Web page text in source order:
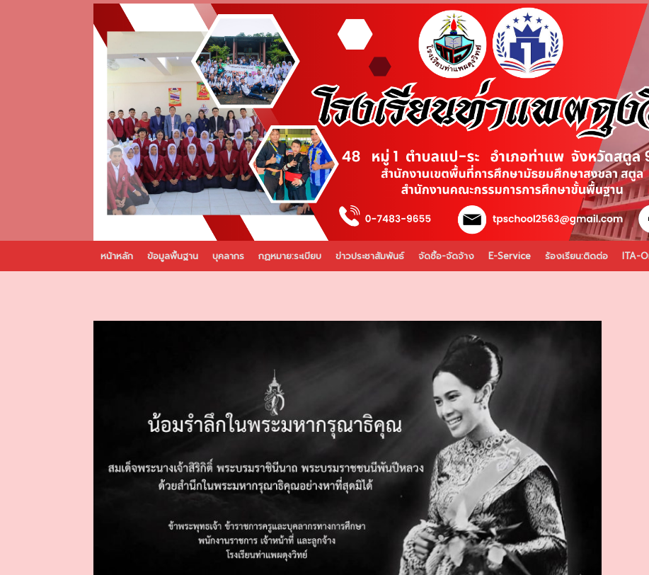
หน้าหลัก ข้อมูลพื้นฐาน บุคลากร กฏหมาย:ระเบียบ ข่าวประชาสัมพันธ์ จัดซื้อ-จัดจ้าง E-Service ร้องเรียน:ติดต่อ ITA-